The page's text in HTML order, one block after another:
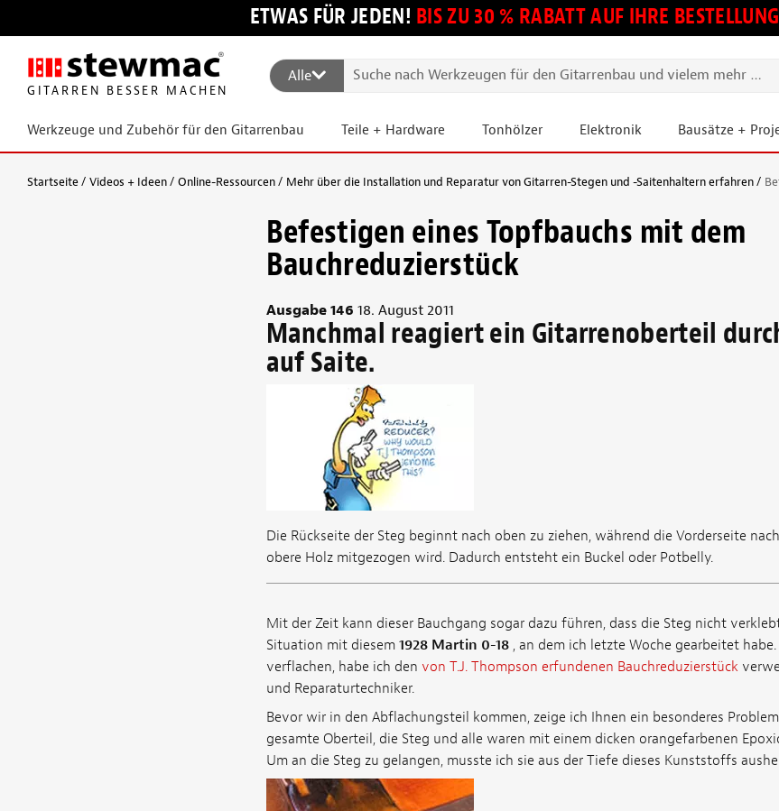
ETWAS FÜR JEDEN! BIS ZU 30 % RABATT AUF IHRE
GITARREN BESSER MACHEN
Alle
Werkzeuge und Zubehör für den Gitarrenbau Teile + Hardware Tonhölzer Elektronik Bausätze +
Startseite Videos + Ideen Online-Ressourcen Mehr über die Installation und Reparatur von Gitarren-Stegen und -Saitenhaltern erfahren
Befestigen eines Topfbauchs mit dem
Bauchreduzierstück
Ausgabe 146 18. August 2011
Manchmal reagiert ein Gitarrenoberteil
auf Saite.
Die Rückseite der Steg beginnt nach oben zu ziehen, während die Vorderseite
obere Holz mitgezogen wird. Dadurch entsteht ein Buckel oder Potbelly.
Mit der Zeit kann dieser Bauchgang sogar dazu führen, dass die Steg nicht
Situation mit diesem 1928 Martin 0-18, an dem ich letzte Woche gearbeitet habe.
verflachen, habe ich den von T.J. Thompson erfundenen Bauchreduzierstück
und Reparaturtechniker.
Bevor wir in den Abflachungsteil kommen, zeige ich Ihnen ein besonderes
gesamte Oberteil, die Steg und alle waren mit einem dicken orangefarbenen
Um an die Steg zu gelangen, musste ich sie aus der Tiefe dieses Kunststoffs